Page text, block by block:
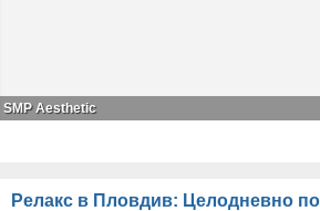
SMP Aesthetic
Релакс в Пловдив: Целодневно